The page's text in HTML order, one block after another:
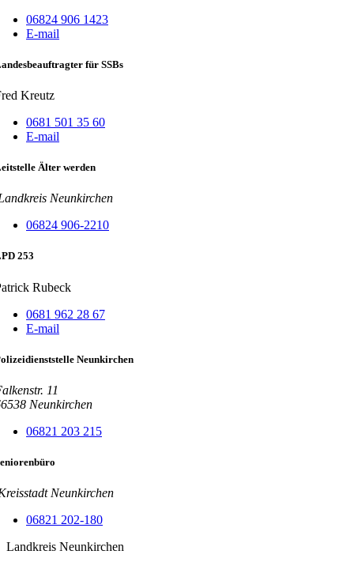
06824 906 1423
E-mail
für SSBs
Kreutz
0681 501 35 60
E-mail
Älter werden
Neunkirchen
06824 906-2210
253
Rubeck
0681 962 28 67
E-mail
Neunkirchen
11
Neunkirchen
06821 203 215
Neunkirchen
06821 202-180
Landkreis Neunkirchen